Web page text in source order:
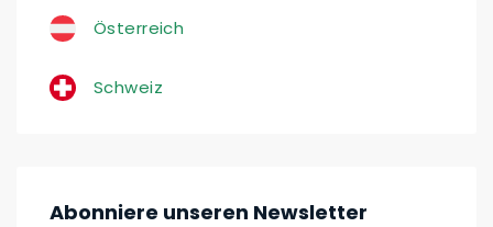
Österreich
Schweiz
Abonniere unseren Newsletter